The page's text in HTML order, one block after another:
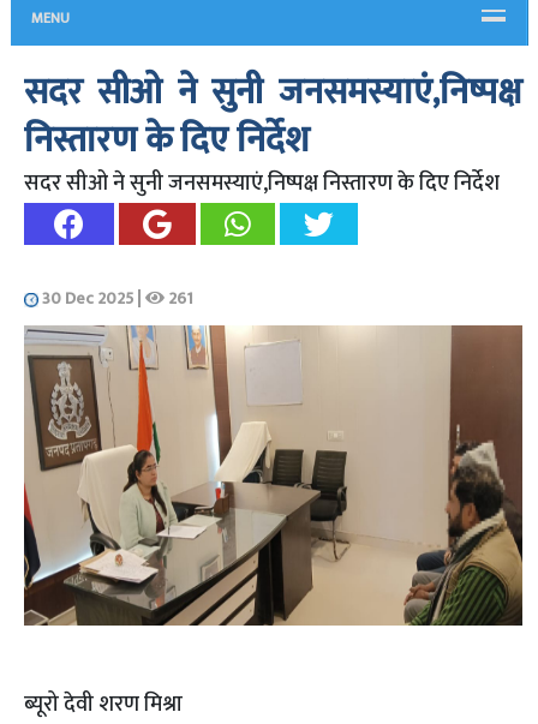
MENU
सदर सीओ ने सुनी जनसमस्याएं,निष्पक्ष
निस्तारण के दिए निर्देश
सदर सीओ ने सुनी जनसमस्याएं,निष्पक्ष निस्तारण के दिए निर्देश
30 Dec 2025| 261
ब्यूरो देवी शरण मिश्रा